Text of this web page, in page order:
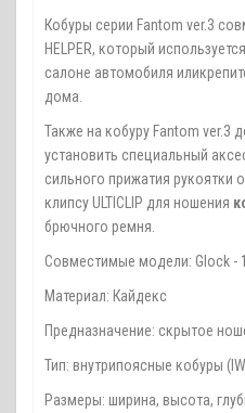
Кобуры серии Fantom ver.3
HELPER, который
салоне автомобиля
дома.
Также на кобуру Fantom ver.3
установить специальный
сильного прижатия рукоятки
клипсу ULTICLIP для ношения
брючного ремня.
Совместимые модели: Glock -
Материал: Кайдекс
Предназначение: скрытое
Тип: внутрипоясные кобуры
Размеры: ширина, высота,